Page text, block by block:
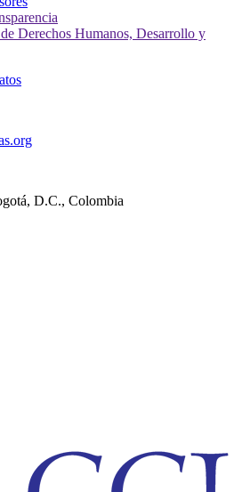
D.C., Colombia